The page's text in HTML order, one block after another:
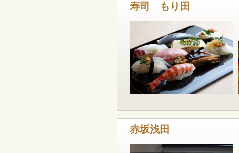
寿司 もり田
赤坂浅田